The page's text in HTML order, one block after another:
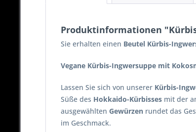
Produktinformationen
Sie erhalten einen Beutel Kürbis-
Vegane Kürbis-Ingwersuppe mit
Lassen Sie sich von unserer Kürbis-
Süße des Hokkaido-Kürbisses mit der
ausgewählten Gewürzen rundet das
im Geschmack.